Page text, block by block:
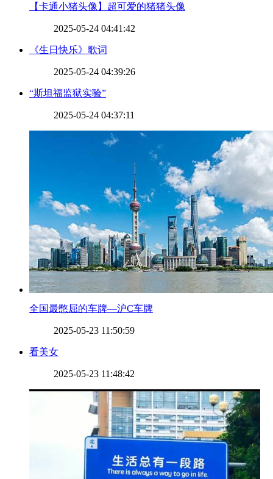
​【卡通小猪头像】超可爱的猪猪头像
2025-05-24 04:41:42
​《生日快乐》歌词
2025-05-24 04:39:26
​“斯坦福监狱实验”
2025-05-24 04:37:11
​全国最憋屈的车牌—沪C车牌
2025-05-23 11:50:59
​看美女
2025-05-23 11:48:42